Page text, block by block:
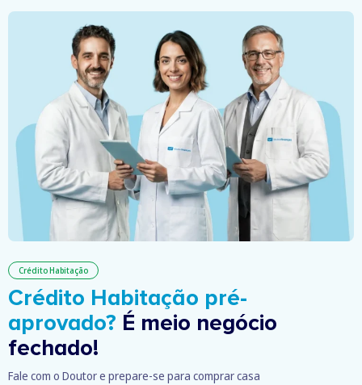
Crédito Habitação
Crédito Habitação pré-
aprovado? É meio negócio
fechado!
Fale com o Doutor e prepare-se para comprar casa